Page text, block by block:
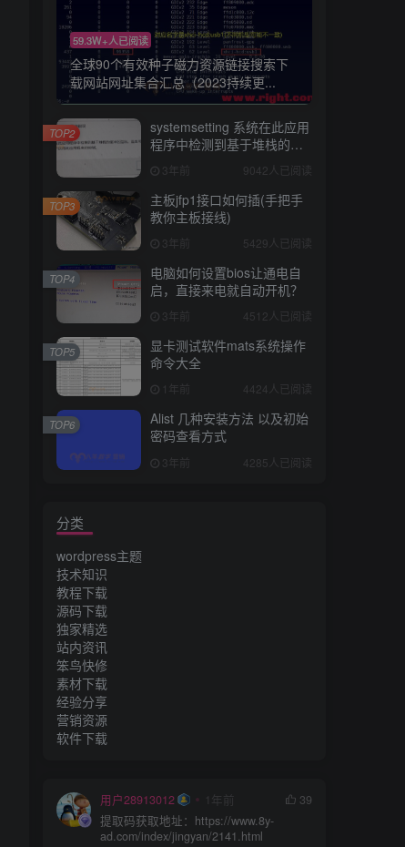
59.3W+人已阅读
全球90个有效种子磁力资源链接搜索下
载网站网址集合汇总（2023持续更...
systemsetting 系统在此应用
程序中检测到基于堆栈的缓
彻底解决
3年前 9042人已阅读
TOP2
主板jfp1接口如何插(手把手
教你主板接线)
3年前 5429人已阅读
TOP3
电脑如何设置bios让通电自
启，直接来电就自动开机？
3年前 4512人已阅读
TOP4
显卡测试软件mats系统操作
命令大全
1年前 4424人已阅读
TOP5
Alist 几种安装方法 以及初始
密码查看方式
3年前 4285人已阅读
TOP6
分类
wordpress主题
技术知识
教程下载
源码下载
独家精选
站内资讯
笨鸟快修
素材下载
经验分享
营销资源
软件下载
用户28913012 1年前
39
提取码获取地址：https://www.8y-
ad.com/index/jingyan/2141.html